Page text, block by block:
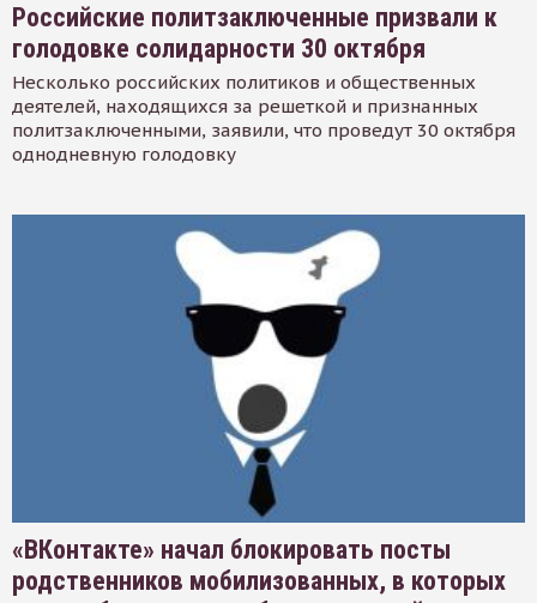
Российские политзаключенные призвали к
голодовке солидарности 30 октября
Несколько российских политиков и общественных
деятелей, находящихся за решеткой и признанных
политзаключенными, заявили, что проведут 30 октября
однодневную голодовку
«ВКонтакте» начал блокировать посты
родственников мобилизованных, в которых